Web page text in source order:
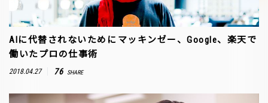
AIに代替されないために――マッキンゼー、Google、楽天で
働いたプロの仕事術
2018.04.27 76 SHARE